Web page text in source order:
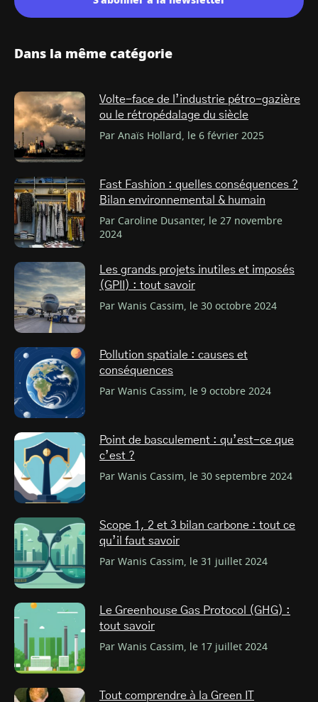
Dans la même catégorie
Volte-face de l’industrie pétro-gazière
ou le rétropédalage du siècle
Par Anaïs Hollard, le 6 février 2025
Fast Fashion : quelles conséquences ?
Bilan environnemental & humain
Par Caroline Dusanter, le 27 novembre
2024
Les grands projets inutiles et imposés
(GPII) : tout savoir
Par Wanis Cassim, le 30 octobre 2024
Pollution spatiale : causes et
conséquences
Par Wanis Cassim, le 9 octobre 2024
Point de basculement : qu’est-ce que
c’est ?
Par Wanis Cassim, le 30 septembre 2024
Scope 1, 2 et 3 bilan carbone : tout ce
qu’il faut savoir
Par Wanis Cassim, le 31 juillet 2024
Le Greenhouse Gas Protocol (GHG) :
tout savoir
Par Wanis Cassim, le 17 juillet 2024
Tout comprendre à la Green IT